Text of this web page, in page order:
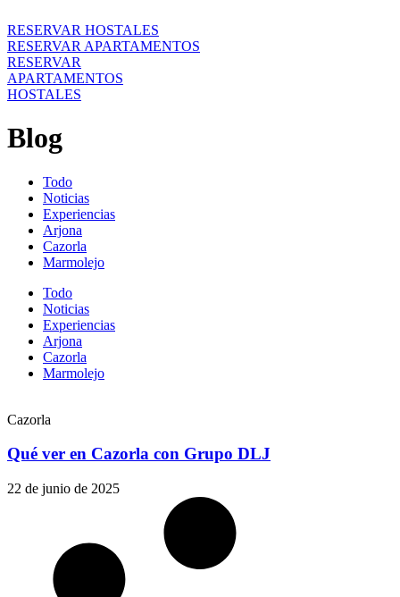
RESERVAR HOSTALES
RESERVAR APARTAMENTOS
RESERVAR
APARTAMENTOS
HOSTALES
Blog
Todo
Noticias
Experiencias
Arjona
Cazorla
Marmolejo
Todo
Noticias
Experiencias
Arjona
Cazorla
Marmolejo
Cazorla
Qué ver en Cazorla con Grupo DLJ
22 de junio de 2025